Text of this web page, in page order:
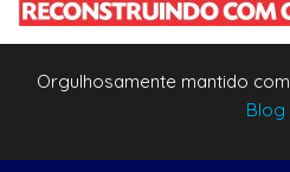
Orgulhosamente mantido com
Blog